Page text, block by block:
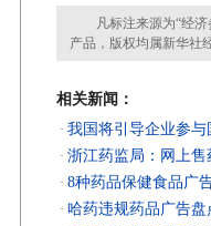
凡标注来源为“经济
产品，版权均属新华社
相关新闻：
· 我国将引导企业参
· 浙江药监局：网上
· 8种药品保健食品广
· 哈药违规药品广告